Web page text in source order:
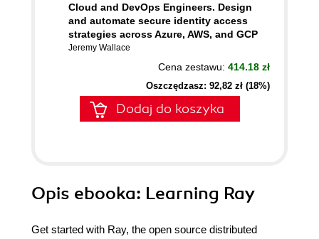
Cloud and DevOps Engineers. Design
and automate secure identity access
strategies across Azure, AWS, and GCP
Jeremy Wallace
Cena zestawu: 414.18 zł
Oszczędzasz: 92,82 zł (18%)
Dodaj do koszyka
Opis ebooka: Learning Ray
Get started with Ray, the open source distributed